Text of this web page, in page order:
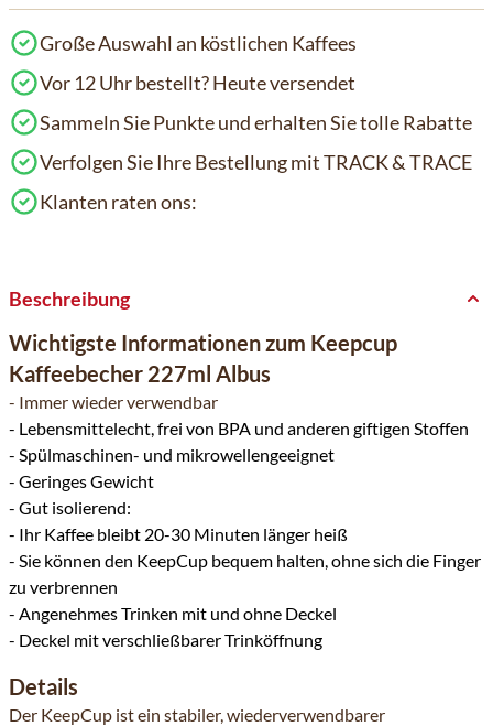
Große Auswahl an köstlichen Kaffees
Vor 12 Uhr bestellt? Heute versendet
Sammeln Sie Punkte und erhalten Sie tolle Rabatte
Verfolgen Sie Ihre Bestellung mit TRACK & TRACE
Klanten raten ons:
Beschreibung
Wichtigste Informationen zum Keepcup
Kaffeebecher 227ml Albus
- Immer wieder verwendbar
- Lebensmittelecht, frei von BPA und anderen giftigen Stoffen
- Spülmaschinen- und mikrowellengeeignet
- Geringes Gewicht
- Gut isolierend:
- Ihr Kaffee bleibt 20-30 Minuten länger heiß
- Sie können den KeepCup bequem halten, ohne sich die Finger
zu verbrennen
- Angenehmes Trinken mit und ohne Deckel
- Deckel mit verschließbarer Trinköffnung
Details
Der KeepCup ist ein stabiler, wiederverwendbarer